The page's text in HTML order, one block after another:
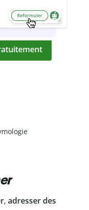
, adresser des